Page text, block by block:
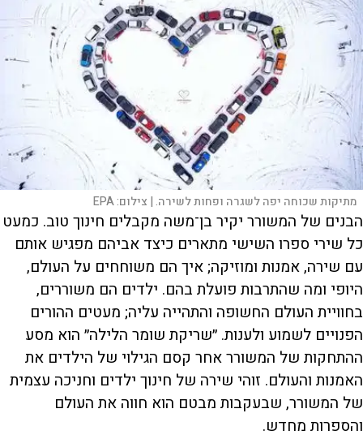
מתיקות שכוחה יפה לשגרה ופחות לשירה. | צילום:EPA
הבנים של המשורר יקיר בן־משה מקבלים חינוך טוב. כמעט
כל שירי ספרו השישי מתארים כיצד אביהם מפגיש אותם
עם שירה, אמנות ומוזיקה; איך הם משוחחים על העולם,
היופי ומה שהתרבות פועלת בהם. ילדים הם משוררים,
בחוויית העולם החשופה והתהייה עליה; מעטים ההורים
הפנויים לשמוע ולענות. ״שריקת שומר הלילה״ הוא מסע
ההתחקות של המשורר אחר קסם הגילוי של הילדים את
האמנות והעולם. זוהי שירה של חינוך ילדים וחניכה עצמית
של המשורר, שבעקבות מבטם הוא חווה את העולם
והספרות מחדש.